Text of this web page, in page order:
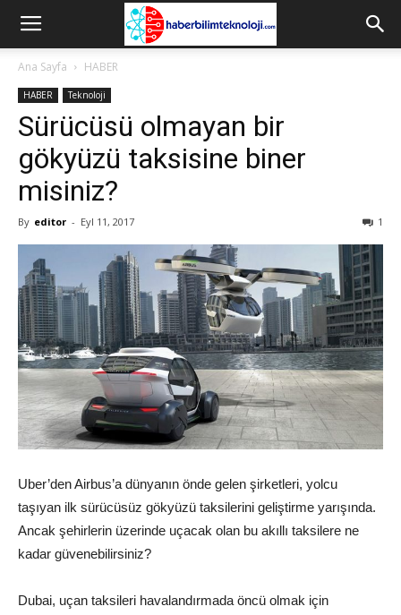
Ana Sayfa HABER
HABER Teknoloji
Sürücüsü olmayan bir
gökyüzü taksisine biner
misiniz?
By editor - Eyl 11, 2017 1
Uber’den Airbus’a dünyanın önde gelen şirketleri, yolcu
taşıyan ilk sürücüsüz gökyüzü taksilerini geliştirme yarışında.
Ancak şehirlerin üzerinde uçacak olan bu akıllı taksilere ne
kadar güvenebilirsiniz?
Dubai, uçan taksileri havalandırmada öncü olmak için